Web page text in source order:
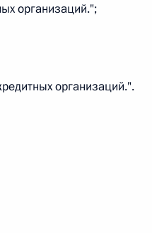
компетентных органов
Республике
организаций.";
организаций.".